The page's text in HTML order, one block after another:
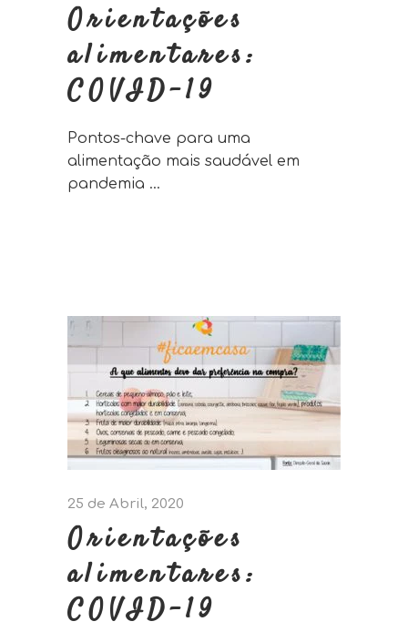
Orientações
alimentares:
COVID-19
Pontos-chave para uma
alimentação mais saudável em
pandemia
25 de Abril, 2020
Orientações
alimentares:
COVID-19